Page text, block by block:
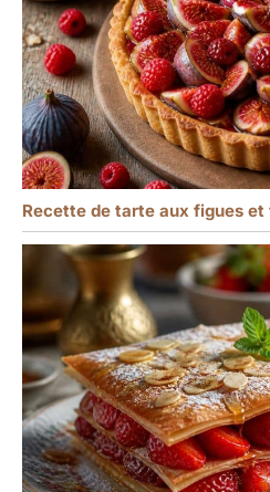
Recette de tarte aux figues et